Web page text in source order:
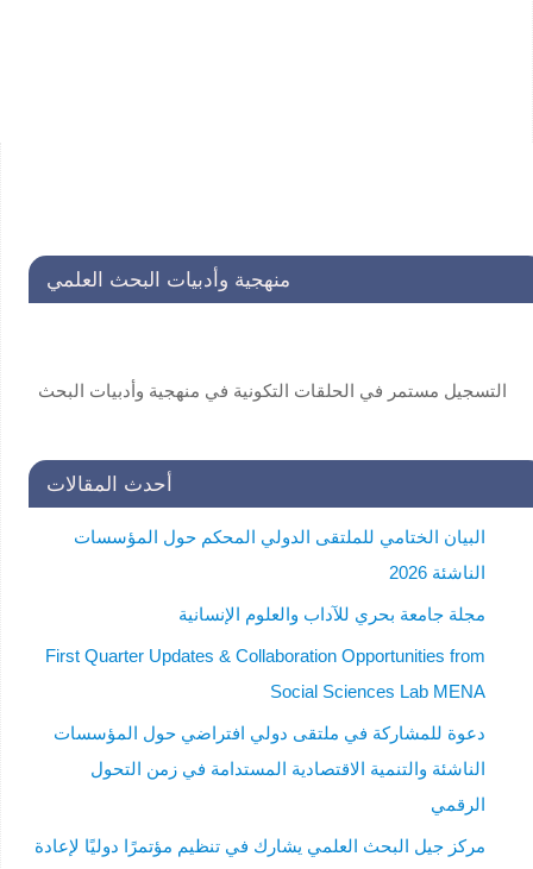
منهجية وأدبيات البحث العلمي
التسجيل مستمر في الحلقات التكونية في منهجية وأدبيات البحث
العلمي لفائدة طلاب الدراسات العليا . للاستفسار:
أحدث المقالات
البيان الختامي للملتقى الدولي المحكم حول المؤسسات
الناشئة 2026
مجلة جامعة بحري للآداب والعلوم الإنسانية
First Quarter Updates & Collaboration Opportunities from
Social Sciences Lab MENA
دعوة للمشاركة في ملتقى دولي افتراضي حول المؤسسات
الناشئة والتنمية الاقتصادية المستدامة في زمن التحول
الرقمي
مركز جيل البحث العلمي يشارك في تنظيم مؤتمرًا دوليًا لإعادة